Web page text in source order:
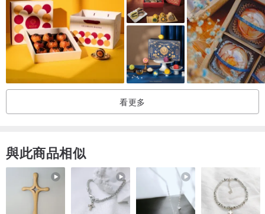
讓柔軟的心保持輕微敏感的觸覺
於是
浮躁的心慢慢沉澱
安靜與幸福瀰漫于心底
茶佐甜點 午後的小確幸
酥脆的手工餅乾與花茶一起享用
當茶湯沖散口中的餅乾氣味
齒頰間淡淡的奶香依然餘韻蕩漾
看更多
與此商品相似